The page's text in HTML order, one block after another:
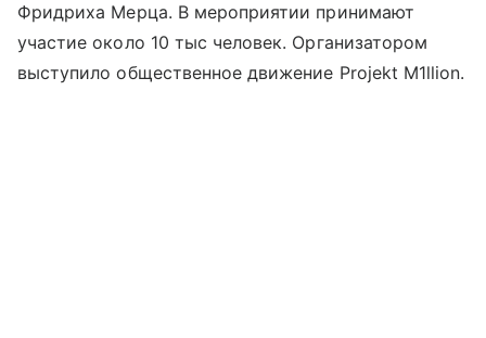
Фридриха Мерца. В мероприятии принимают
участие около 10 тыс человек. Организатором
выступило общественное движение Projekt M1llion.